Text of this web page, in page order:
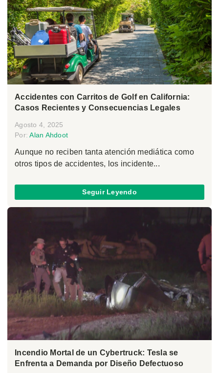
Accidentes con Carritos de Golf en California:
Casos Recientes y Consecuencias Legales
Agosto 4, 2025
Por:Alan Ahdoot
Aunque no reciben tanta atención mediática como
otros tipos de accidentes, los incidente...
Seguir Leyendo
Incendio Mortal de un Cybertruck: Tesla se
Enfrenta a Demanda por Diseño Defectuoso